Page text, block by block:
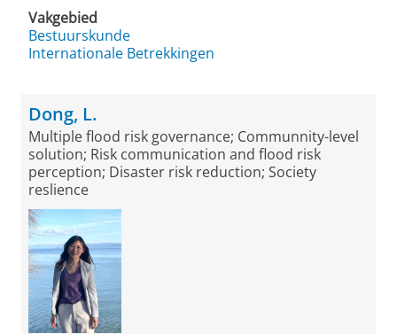
Vakgebied
Bestuurskunde
Internationale Betrekkingen
Dong, L.
Multiple flood risk governance; Communnity-level
solution; Risk communication and flood risk
perception; Disaster risk reduction; Society
reslience